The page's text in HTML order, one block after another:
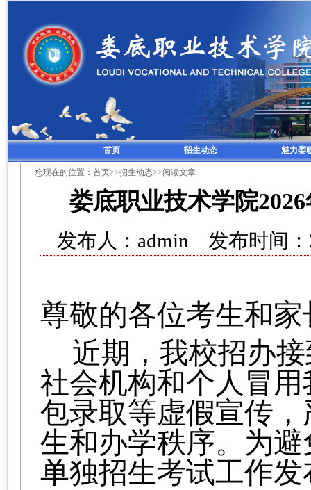
首页 招生动态 魅力娄
您现在的位置：首页>>招生动态>>阅读文章
娄底职业技术学院
发布人：admin 发布时间
尊敬的各位考生和家
近期，我校招办
社会机构和个人冒
包录取等虚假宣传
生和办学秩序。为
单独招生考试工作